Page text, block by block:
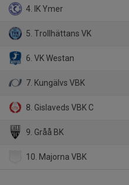
4. IK Ymer
5. Trollhättans VK
6. VK Westan
7. Kungälvs VBK
8. Gislaveds VBK C
9. Gråå BK
10. Majorna VBK